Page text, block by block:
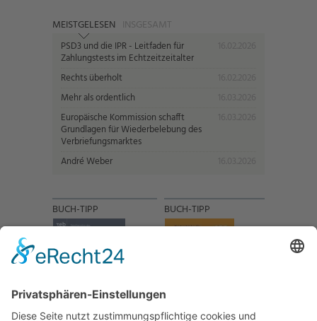
MEISTGELESEN INSGESAMT
PSD3 und die IPR - Leitfaden für
Zahlungstests im Echtzeitzeitalter
Rechts überholt
Mehr als ordentlich
Europäische Kommission schafft
Grundlagen für Wiederbelebung des
Verbriefungsmarktes
André Weber
BUCH-TIPP BUCH-TIPP